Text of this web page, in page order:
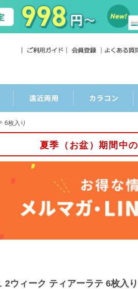
6枚入り
夏季（お盆）期間中
2ウィーク ティアーラテ 6枚入り